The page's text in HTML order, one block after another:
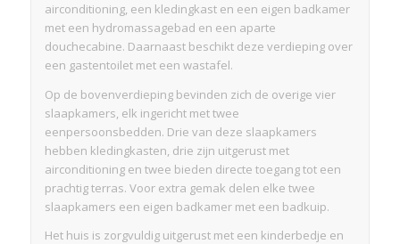
airconditioning, een kledingkast en een eigen badkamer
met een hydromassagebad en een aparte
douchecabine. Daarnaast beschikt deze verdieping over
een gastentoilet met een wastafel.
Op de bovenverdieping bevinden zich de overige vier
slaapkamers, elk ingericht met twee
eenpersoonsbedden. Drie van deze slaapkamers
hebben kledingkasten, drie zijn uitgerust met
airconditioning en twee bieden directe toegang tot een
prachtig terras. Voor extra gemak delen elke twee
slaapkamers een eigen badkamer met een badkuip.
Het huis is zorgvuldig uitgerust met een kinderbedje en